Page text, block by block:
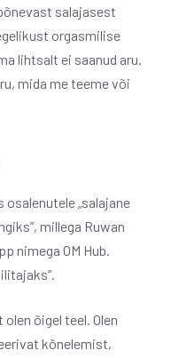
salajasest
orgasmilise
lihtsalt ei saanud aru.
mida me teeme või
„salajane
millega Ruwan
nimega OM Hub.
õigel teel. Olen
kõnelemist,